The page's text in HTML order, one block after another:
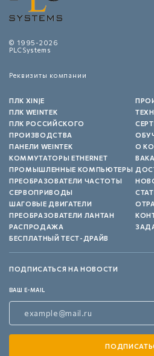
© 1995-2026
PLCSystems
Реквизиты компании
ПЛК XINJE
ПЛК WEINTEK
ПЛК РОССИЙСКОГО
ПРОИЗВОДСТВА
ПАНЕЛИ WEINTEK
КОММУТАТОРЫ ETHERNET
ПРОМЫШЛЕННЫЕ КОМПЬЮТЕРЫ
ПРЕОБРАЗОВАТЕЛИ ЧАСТОТЫ
СЕРВОПРИВОДЫ
ШАГОВЫЕ ДВИГАТЕЛИ
ПРЕОБРАЗОВАТЕЛИ ЛАНТАН
РАСПРОДАЖА
БЕСПЛАТНЫЙ ТЕСТ-ДРАЙВ
О
ПОДПИСАТЬСЯ НА НОВОСТИ
ВАШ E-MAIL